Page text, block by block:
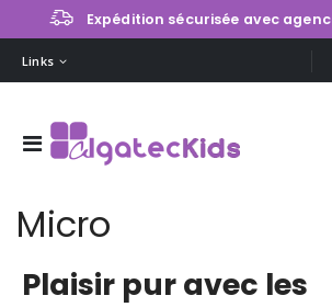
Expédition sécurisée avec
Links
Micro
Plaisir pur avec les